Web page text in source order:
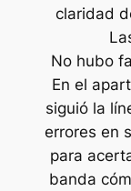
claridad
No hubo
En el
siguió la
errores en
para
banda